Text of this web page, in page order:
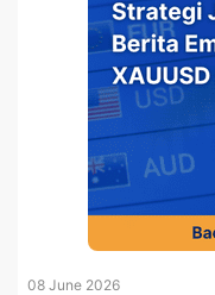
08 June 2026